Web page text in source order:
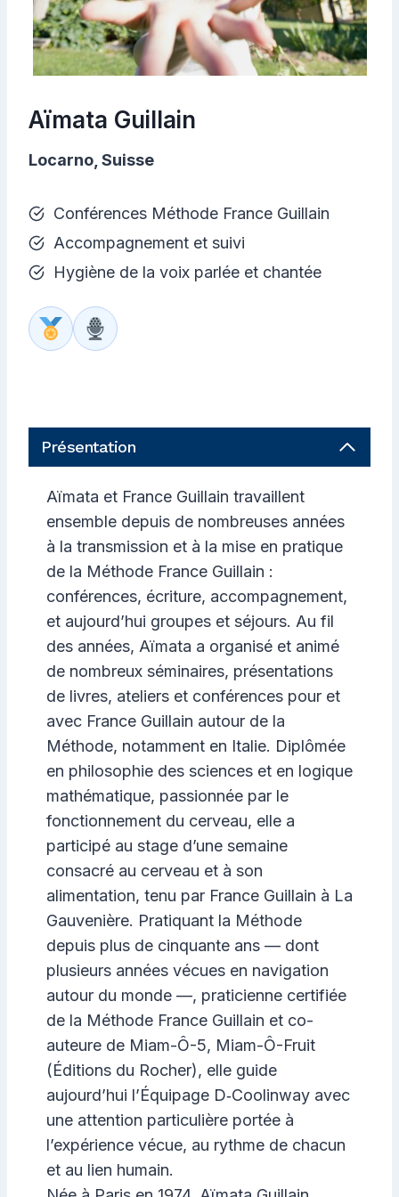
Aïmata Guillain
Locarno, Suisse
Conférences Méthode France Guillain
Accompagnement et suivi
Hygiène de la voix parlée et chantée
Présentation
Aïmata et France Guillain travaillent
ensemble depuis de nombreuses années
à la transmission et à la mise en pratique
de la Méthode France Guillain :
conférences, écriture, accompagnement,
et aujourd’hui groupes et séjours. Au fil
des années, Aïmata a organisé et animé
de nombreux séminaires, présentations
de livres, ateliers et conférences pour et
avec France Guillain autour de la
Méthode, notamment en Italie. Diplômée
en philosophie des sciences et en logique
mathématique, passionnée par le
fonctionnement du cerveau, elle a
participé au stage d’une semaine
consacré au cerveau et à son
alimentation, tenu par France Guillain à La
Gauvenière. Pratiquant la Méthode
depuis plus de cinquante ans — dont
plusieurs années vécues en navigation
autour du monde —, praticienne certifiée
de la Méthode France Guillain et co-
auteure de Miam-Ô-5, Miam-Ô-Fruit
(Éditions du Rocher), elle guide
aujourd’hui l’Équipage D‑Coolinway avec
une attention particulière portée à
l’expérience vécue, au rythme de chacun
et au lien humain.